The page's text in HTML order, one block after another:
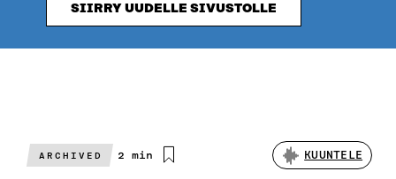
SIIRRY UUDELLE SIVUSTOLLE
ARCHIVED
Arvioitu
2 min KUUNTELE